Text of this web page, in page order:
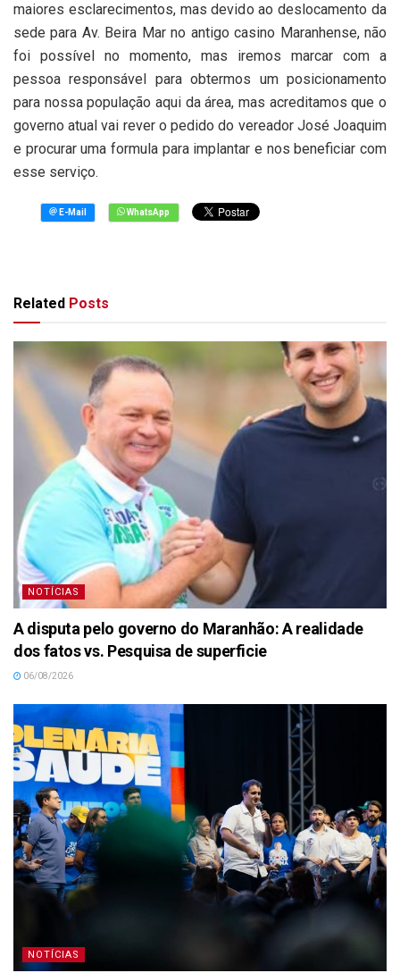
maiores esclarecimentos, mas devido ao deslocamento da
sede para Av. Beira Mar no antigo casino Maranhense, não
foi possível no momento, mas iremos marcar com a
pessoa responsável para obtermos um posicionamento
para nossa população aqui da área, mas acreditamos que o
governo atual vai rever o pedido do vereador José Joaquim
e procurar uma formula para implantar e nos beneficiar com
esse serviço.
Related Posts
NOTÍCIAS
A disputa pelo governo do Maranhão: A realidade
dos fatos vs. Pesquisa de superficie
06/08/2026
NOTÍCIAS